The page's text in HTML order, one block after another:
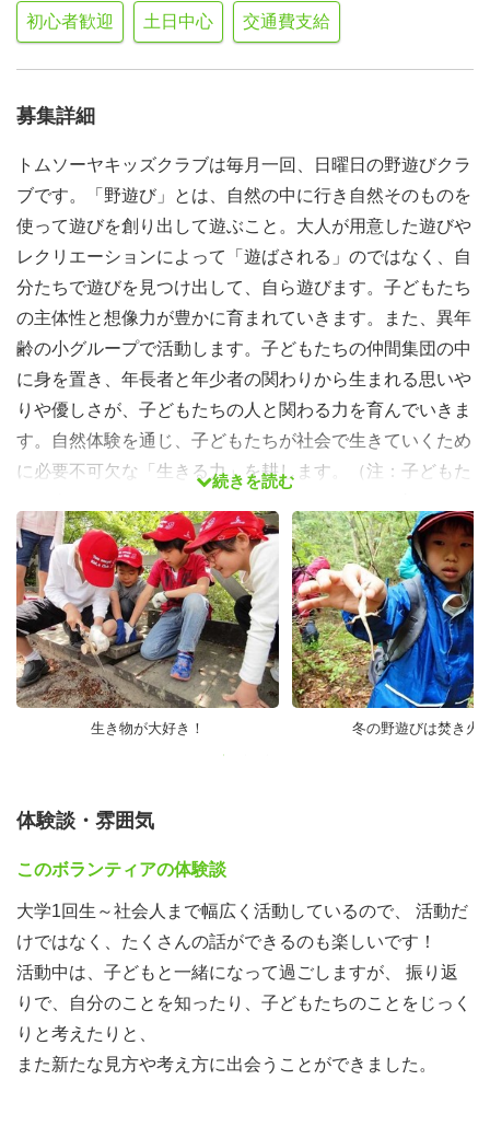
初心者歓迎 土日中心 交通費支給
募集詳細
トムソーヤキッズクラブは毎月一回、日曜日の野遊びクラ
ブです。「野遊び」とは、自然の中に行き自然そのものを
使って遊びを創り出して遊ぶこと。大人が用意した遊びや
レクリエーションによって「遊ばされる」のではなく、自
分たちで遊びを見つけ出して、自ら遊びます。子どもたち
の主体性と想像力が豊かに育まれていきます。また、異年
齢の小グループで活動します。子どもたちの仲間集団の中
に身を置き、年長者と年少者の関わりから生まれる思いや
りや優しさが、子どもたちの人と関わる力を育んでいきま
す。自然体験を通じ、子どもたちが社会で生きていくため
に必要不可欠な「生きる力」を耕します。（注：子どもた
せん。）
2015年度活動予定：
5月17日（日） 森の中を探検しよう！
6月21日（日） 火起こしと野外炊飯にチャレンジ！
7月12日（日） 夏の日の川遊び
9月12日（土）～13日（日） もりもりキャンプ（一泊・
テント泊）
11月15日（日） すすめ！まや山トレッキング
1月24日（日） 森の遊び場づくりと木の実のクラフト
2月14日（日） 焚き火遊びをしながらスタンツ作りをし
よう
3月12日（土）～13日（日） ふりかえりキャンプ（一
泊・施設泊）
・基本的にすべての活動に参加してください。学校の予定
などで休む必要がある場合は事前にご連絡ください。
続きを読む
生き物が大好き！ 冬の野遊びは焚き火
体験談・雰囲気
このボランティアの体験談
大学1回生～社会人まで幅広く活動しているので、 活動だ
けではなく、たくさんの話ができるのも楽しいです！
活動中は、子どもと一緒になって過ごしますが、 振り返
りで、自分のことを知ったり、子どもたちのことをじっく
りと考えたりと、
また新たな見方や考え方に出会うことができました。